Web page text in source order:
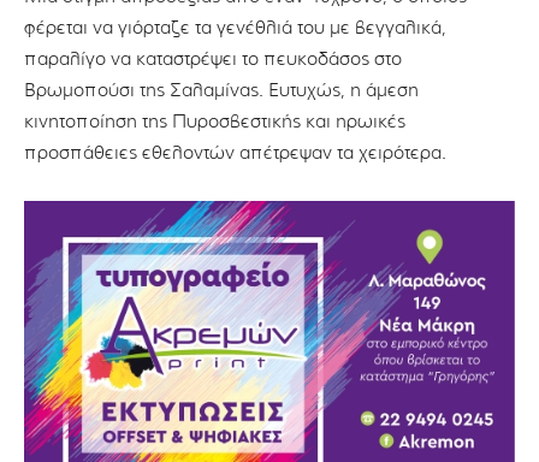
φέρεται να γιόρταζε τα γενέθλιά του με βεγγαλικά,
παραλίγο να καταστρέψει το πευκοδάσος στο
Βρωμοπούσι της Σαλαμίνας. Ευτυχώς, η άμεση
κινητοποίηση της Πυροσβεστικής και ηρωικές
προσπάθειες εθελοντών απέτρεψαν τα χειρότερα.